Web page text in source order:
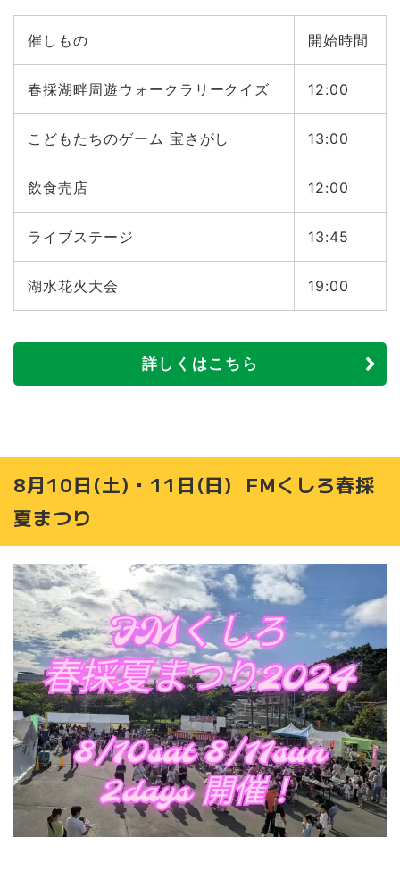
催しもの 開始時間
春採湖畔周遊ウォークラリークイズ 12:00
こどもたちのゲーム 宝さがし 13:00
飲食売店 12:00
ライブステージ 13:45
湖水花火大会 19:00
詳しくはこちら
8月10日(土)・11日(日) FMくしろ春採
夏まつり